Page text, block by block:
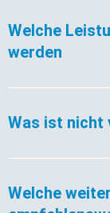
Welche
werden
Was ist nicht
Welche